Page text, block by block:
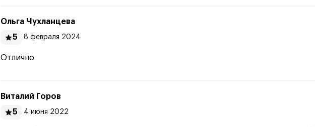
Ольга Чухланцева
5
8 февраля 2024
Отлично
Виталий Горов
5
4 июня 2022